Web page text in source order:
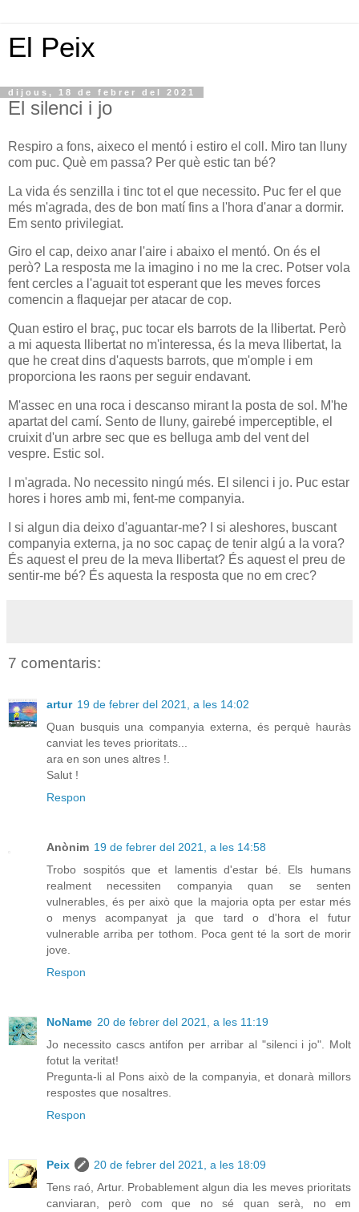
El Peix
dijous, 18 de febrer del 2021
El silenci i jo
Respiro a fons, aixeco el mentó i estiro el coll. Miro tan lluny
com puc. Què em passa? Per què estic tan bé?
La vida és senzilla i tinc tot el que necessito. Puc fer el que
més m'agrada, des de bon matí fins a l'hora d'anar a dormir.
Em sento privilegiat.
Giro el cap, deixo anar l'aire i abaixo el mentó. On és el
però? La resposta me la imagino i no me la crec. Potser vola
fent cercles a l'aguait tot esperant que les meves forces
comencin a flaquejar per atacar de cop.
Quan estiro el braç, puc tocar els barrots de la llibertat. Però
a mi aquesta llibertat no m'interessa, és la meva llibertat, la
que he creat dins d'aquests barrots, que m'omple i em
proporciona les raons per seguir endavant.
M'assec en una roca i descanso mirant la posta de sol. M'he
apartat del camí. Sento de lluny, gairebé imperceptible, el
cruixit d'un arbre sec que es belluga amb del vent del
vespre. Estic sol.
I m'agrada. No necessito ningú més. El silenci i jo. Puc estar
hores i hores amb mi, fent-me companyia.
I si algun dia deixo d'aguantar-me? I si aleshores, buscant
companyia externa, ja no soc capaç de tenir algú a la vora?
És aquest el preu de la meva llibertat? És aquest el preu de
sentir-me bé? És aquesta la resposta que no em crec?
7 comentaris:
artur 19 de febrer del 2021, a les 14:02
Quan busquis una companyia externa, és perquè hauràs
canviat les teves prioritats...
ara en son unes altres !.
Salut !
Respon
Anònim 19 de febrer del 2021, a les 14:58
Trobo sospitós que et lamentis d'estar bé. Els humans
realment necessiten companyia quan se senten
vulnerables, és per això que la majoria opta per estar més
o menys acompanyat ja que tard o d'hora el futur
vulnerable arriba per tothom. Poca gent té la sort de morir
jove.
Respon
NoName 20 de febrer del 2021, a les 11:19
Jo necessito cascs antifon per arribar al "silenci i jo". Molt
fotut la veritat!
Pregunta-li al Pons això de la companyia, et donarà millors
respostes que nosaltres.
Respon
Peix
20 de febrer del 2021, a les 18:09
Tens raó, Artur. Probablement algun dia les meves prioritats
canviaran, però com que no sé quan serà, no em